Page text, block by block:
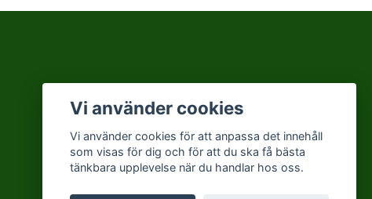
Vi använder cookies
Vi använder cookies för att anpassa det innehåll
som visas för dig och för att du ska få bästa
tänkbara upplevelse när du handlar hos oss.